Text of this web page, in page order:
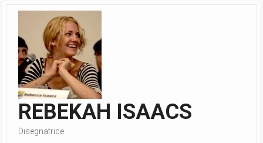
REBEKAH ISAACS
Disegnatrice